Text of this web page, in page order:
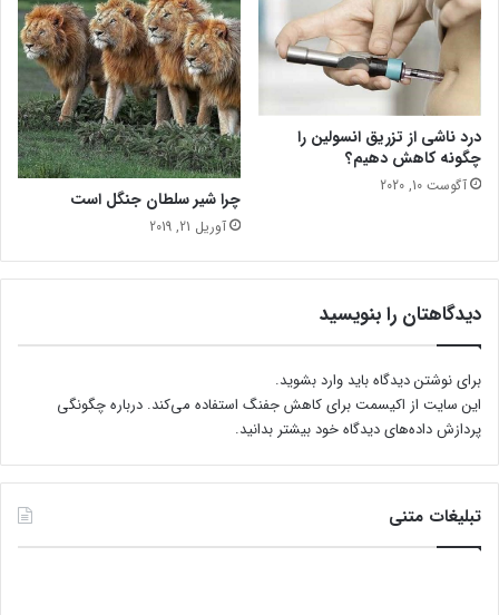
درد ناشی از تزریق انسولین را
چگونه کاهش دهیم؟
آگوست 10, 2020
چرا شیر سلطان جنگل است
آوریل 21, 2019
دیدگاهتان را بنویسید
برای نوشتن دیدگاه باید وارد بشوید.
این سایت از اکیسمت برای کاهش جفنگ استفاده می‌کند. درباره چگونگی
پردازش داده‌های دیدگاه خود بیشتر بدانید.
تبلیغات متنی